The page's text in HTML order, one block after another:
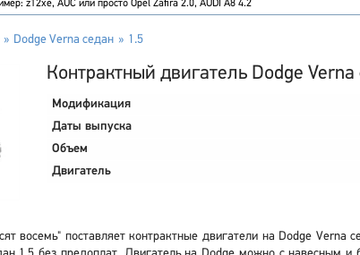
Dodge Verna седан 1.5
Контрактный двигатель Dodge Verna
Модификация
Даты выпуска
Объем
Двигатель
восемь" поставляет контрактные двигатели на Dodge Verna